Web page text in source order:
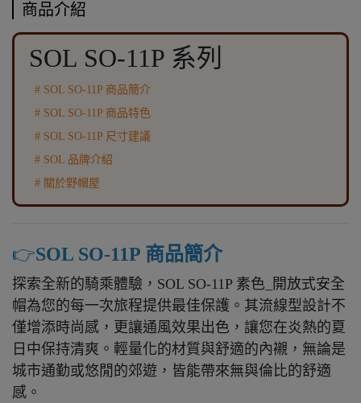
商品介紹
SOL SO-11P 系列
# SOL SO-11P 商品簡介
# SOL SO-11P 商品特色
# SOL SO-11P 尺寸建議
# SOL 品牌介紹
# 關於野帽屋
👉️SOL SO-11P 商品簡介
探索全新的騎乘體驗，SOL SO-11P 素色_開放式安全
帽為您的每一次旅程提供最佳保護。其流線型設計不
僅增添時尚感，更讓通風效果出色，讓您在炎熱的夏
日中保持清爽。輕量化的材質與舒適的內襯，無論是
城市通勤或悠閒的郊遊，皆能帶來無與倫比的舒適
感。